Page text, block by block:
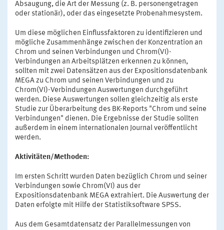
Absaugung, die Art der Messung (z. B. personengetragen
oder stationär), oder das eingesetzte Probenahmesystem.
Um diese möglichen Einflussfaktoren zu identifizieren und
mögliche Zusammenhänge zwischen der Konzentration an
Chrom und seinen Verbindungen und Chrom(VI)-
Verbindungen an Arbeitsplätzen erkennen zu können,
sollten mit zwei Datensätzen aus der Expositionsdatenbank
MEGA zu Chrom und seinen Verbindungen und zu
Chrom(VI)-Verbindungen Auswertungen durchgeführt
werden. Diese Auswertungen sollen gleichzeitig als erste
Studie zur Überarbeitung des BK-Reports "Chrom und seine
Verbindungen" dienen. Die Ergebnisse der Studie sollten
außerdem in einem internationalen Journal veröffentlicht
werden.
Aktivitäten/Methoden:
Im ersten Schritt wurden Daten bezüglich Chrom und seiner
Verbindungen sowie Chrom(VI) aus der
Expositionsdatenbank MEGA extrahiert. Die Auswertung der
Daten erfolgte mit Hilfe der Statistiksoftware SPSS.
Aus dem Gesamtdatensatz der Parallelmessungen von